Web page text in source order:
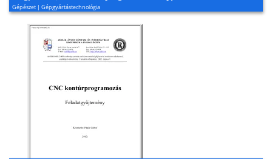
Gépészet | Gépgyártástechnológia